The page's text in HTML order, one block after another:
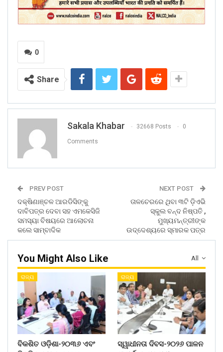
0
Share
Sakala Khabar 32668 Posts 0
Comments
PREV POST
ଦକ୍ଷିଣାଞ୍ଚଳ ଆରଡିସିଙ୍କୁ
ଦାବିପତ୍ର ଦେବା ସହ ଏମକେସିଜି
ସମସ୍ୟା ବିଷୟରେ ଆଲୋଚନା
କଲେ ସାମ୍ବାଦିକ
NEXT POST
ତାଳଚେରରେ ଥିବା ୩ଟି ଡ଼ିଏଭି
ସ୍କୁଲ ବନ୍ଦ ନିଷ୍ପତି ,
ମୁଖ୍ୟମନ୍ତ୍ରୀଙ୍କ
ଉଦ୍ଦେଶ୍ୟରେ ସ୍ମାରକ ପତ୍ର
All
You Might Also Like
ରାଜ୍ୟ
ବିକଶିତ ଓଡ଼ିଶା-୨୦୩୬ ଏବଂ
ରାଜ୍ୟ
ସ୍ୱାଧୀନତା ଦିବସ-୨୦୨୬ ପାଳନ